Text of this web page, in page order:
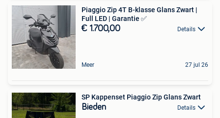
Piaggio Zip 4T B-klasse Glans Zwart |
Full LED | Garantie ✅
€ 1.700,00 Details
Meer 27 jul 26
SP Kappenset Piaggio Zip Glans Zwart
Bieden Details